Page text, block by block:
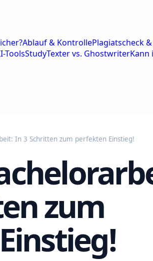
Ablauf & KontrollePlagiatscheck
ToolsStudyTexter vs. GhostwriterKann
In 3 Schritten zum perfekten Einstieg!
zum